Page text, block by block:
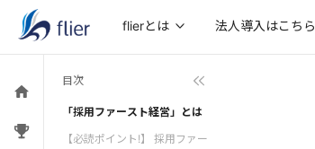
flierとは 法人導入はこちら
目次
「採用ファースト経営」とは
【必読ポイント!】 採用ファー